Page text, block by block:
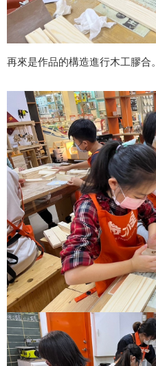
再來是作品的構造進行木工膠合。